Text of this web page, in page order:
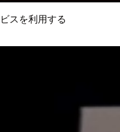
スを利用する